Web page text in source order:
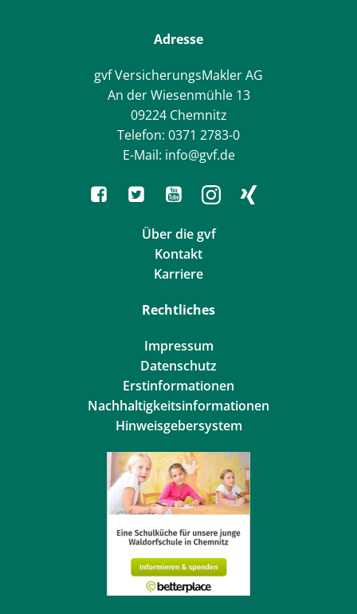
Adresse
gvf VersicherungsMakler AG
An der Wiesenmühle 13
09224 Chemnitz
Telefon: 0371 2783-0
E-Mail: info@gvf.de
Über die gvf
Kontakt
Karriere
Rechtliches
Impressum
Datenschutz
Erstinformationen
Nachhaltigkeitsinformationen
Hinweisgebersystem